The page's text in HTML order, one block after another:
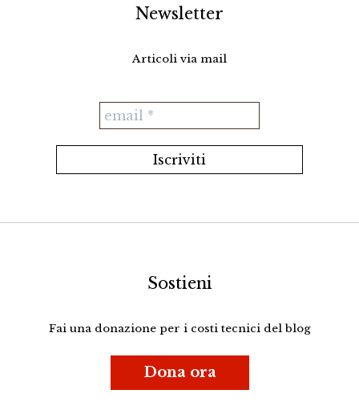
Newsletter
Articoli via mail
Sostieni
Fai una donazione per i costi tecnici del blog
Dona ora